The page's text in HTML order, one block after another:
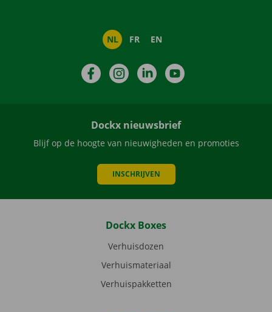
NL FR EN
FacebookInstagramLinkedIn
Dockx nieuwsbrief
Blijf op de hoogte van nieuwigheden en promoties
INSCHRIJVEN
Dockx Boxes
Verhuisdozen
Verhuismateriaal
Verhuispakketten